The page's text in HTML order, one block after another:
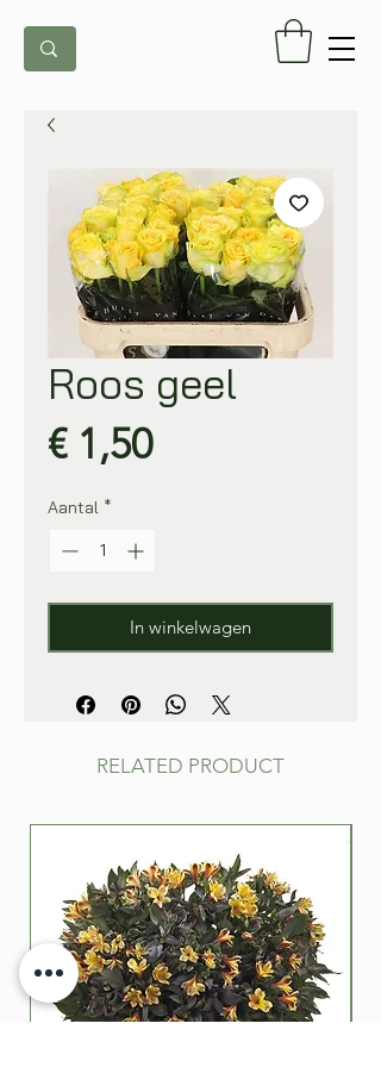
Roos geel
€ 1,50Prijs
Aantal *
In winkelwagen
RELATED PRODUCT